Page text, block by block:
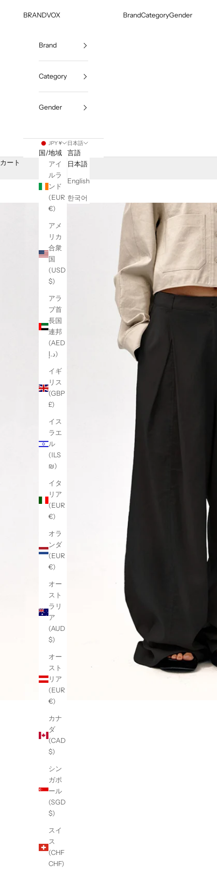
BRANDVOX
BrandCategoryGender
Brand
Category
Gender
JPY ¥
国/地域
アイ
ルラ
ンド
(EUR
€)
アメ
リカ
合衆
国
(USD
$)
アラ
ブ首
長国
連邦
(AED
د.إ)
イギ
リス
(GBP
£)
イス
ラエ
ル
(ILS
₪)
イタ
リア
(EUR
€)
オラ
ンダ
(EUR
€)
オー
スト
ラリ
ア
(AUD
$)
オー
スト
リア
(EUR
€)
カナ
ダ
(CAD
$)
シン
ガポ
ール
(SGD
$)
スイ
ス
(CHF
CHF)
日本語
言語
日本語
English
한국어
カート